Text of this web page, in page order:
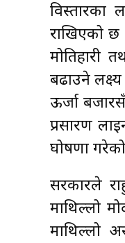
विस्तारका
राखिएको
मोतिहारी
बढाउने
ऊर्जा
प्रसारण
घोषणा
सरकारले
माथिल्लो
माथिल्लो